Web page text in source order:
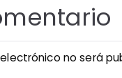
no será